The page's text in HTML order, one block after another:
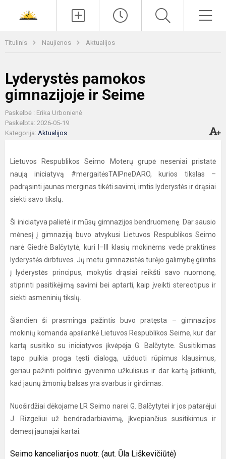
Titulinis Naujienos Aktualijos
Lyderystės pamokos
gimnazijoje ir Seime
Paskelbė : Erika Urbonienė
Paskelbta: 2026-05-19
Kategorija: Aktualijos
Lietuvos Respublikos Seimo Moterų grupė neseniai pristatė
naują iniciatyvą #mergaitėsTAIPneDARO, kurios tikslas –
padrąsinti jaunas merginas tikėti savimi, imtis lyderystės ir drąsiai
siekti savo tikslų.
Ši iniciatyva palietė ir mūsų gimnazijos bendruomenę. Dar sausio
mėnesį į gimnaziją buvo atvykusi Lietuvos Respublikos Seimo
narė Giedrė Balčytytė, kuri I–III klasių mokinėms vedė praktines
lyderystės dirbtuves. Jų metu gimnazistės turėjo galimybę gilintis
į lyderystės principus, mokytis drąsiai reikšti savo nuomonę,
stiprinti pasitikėjimą savimi bei aptarti, kaip įveikti stereotipus ir
siekti asmeninių tikslų.
Šiandien ši prasminga pažintis buvo pratęsta – gimnazijos
mokinių komanda apsilankė Lietuvos Respublikos Seime, kur dar
kartą susitiko su iniciatyvos įkvėpėja G. Balčytyte. Susitikimas
tapo puikia proga tęsti dialogą, užduoti rūpimus klausimus,
geriau pažinti politinio gyvenimo užkulisius ir dar kartą įsitikinti,
kad jaunų žmonių balsas yra svarbus ir girdimas.
Nuoširdžiai dėkojame LR Seimo narei G. Balčytytei ir jos patarėjui
J. Rizgeliui už bendradarbiavimą, įkvepiančius susitikimus ir
dėmesį jaunajai kartai.
Seimo kanceliarijos nuotr. (aut. Ūla Liškevičiūtė)